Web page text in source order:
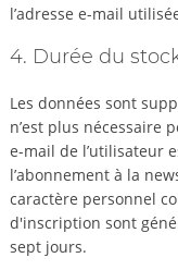
l’adresse e-mail
4. Durée du
Les données sont
n’est plus nécessaire
e-mail de l’utilisateur
l’abonnement à la
caractère personnel
d'inscription sont
sept jours.